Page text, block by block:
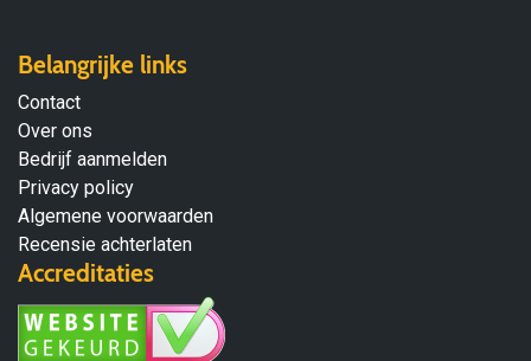
Belangrijke links
Contact
Over ons
Bedrijf aanmelden
Privacy policy
Algemene voorwaarden
Recensie achterlaten
Accreditaties